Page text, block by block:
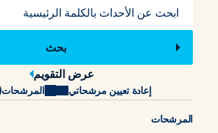
عرض التقويم
إعادة تعيين مرشحاتي المرشحات
المرشحات